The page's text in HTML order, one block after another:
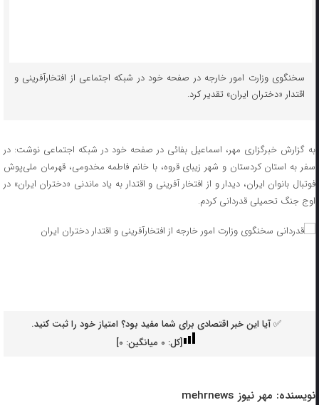
سخنگوی وزارت امور خارجه در صفحه خود در شبکه اجتماعی از افتخارآفرینی و
اقتدار «دختران ایران» تقدیر کرد.
به گزارش خبرگزاری مهر، اسماعیل بفائی در صفحه خود در شبکه اجتماعی نوشت: در
سفر به استان کردستان و شهر زیبای قروه، با خانم فاطمه مخدومی، قهرمان ملی‌پوش
فوتبال بانوان ایران، دیدار و از افتخار آفرینی و اقتدار به یاد ماندنی «دختران ایران» در
اوج جنگ تحمیلی قدردانی کردم.
✅ آیا این خبر اقتصادی برای شما مفید بود؟ امتیاز خود را ثبت کنید.
[کل: 0میانگین: 0
]
نویسنده: مهر نیوز mehrnews